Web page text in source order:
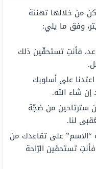
من خلالها تهنئة
وفق ما يلي:
فأنتِ تستحقّين ذلك
على أسلوبك
شاء الله.
سترتاحين من ضجّة
لنا.
“الاسم” على تقاعدك من
تستحقين الرّاحة